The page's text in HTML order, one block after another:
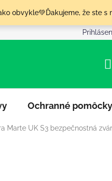
obvykle💚Ďakujeme, že ste s
Podmienky
Ochranné pomôcky
Marte UK S3 bezpečnostná